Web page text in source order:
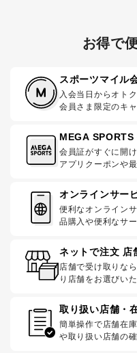
お得で
スポーツマイル
入会当日からオト
会員さま限定のキ
MEGA SPORTS
会員証がすぐに開け
アプリクーポンや
オンラインサー
便利なオンライン
品購入や便利なサ
ネットで注文 店
店舗で受け取りな
り店舗をお選びいた
取り扱い店舗・
簡単操作で店舗在
や取り扱い店舗の